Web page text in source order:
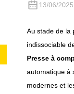
13/06/2025
Au stade de la
indissociable
Presse à
automatique à
modernes et